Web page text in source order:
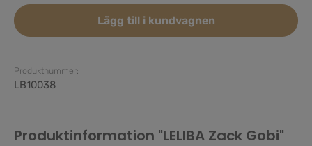
Lägg till i kundvagnen
Produktnummer:
LB10038
Produktinformation "LELIBA Zack Gobi"